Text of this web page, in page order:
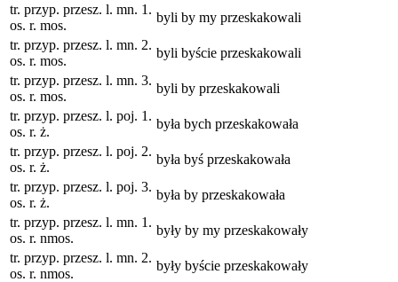
tr. przyp. przesz. l. mn. 1.
os. r. mos.
byli by my przeskakowali
tr. przyp. przesz. l. mn. 2.
os. r. mos.
byli byście przeskakowali
tr. przyp. przesz. l. mn. 3.
os. r. mos.
byli by przeskakowali
tr. przyp. przesz. l. poj. 1.
os. r. ż.
była bych przeskakowała
tr. przyp. przesz. l. poj. 2.
os. r. ż.
była byś przeskakowała
tr. przyp. przesz. l. poj. 3.
os. r. ż.
była by przeskakowała
tr. przyp. przesz. l. mn. 1.
os. r. nmos.
były by my przeskakowały
tr. przyp. przesz. l. mn. 2.
os. r. nmos.
były byście przeskakowały